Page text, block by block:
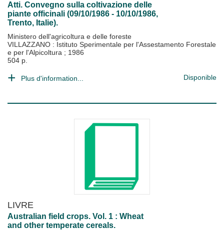
Atti. Convegno sulla coltivazione delle
piante officinali (09/10/1986 - 10/10/1986,
Trento, Italie).
Ministero dell'agricoltura e delle foreste
VILLAZZANO : Istituto Sperimentale per l'Assestamento Forestale
e per l'Alpicoltura ; 1986
504 p.
Plus d'information... Disponible
LIVRE
Australian field crops. Vol. 1 : Wheat
and other temperate cereals.